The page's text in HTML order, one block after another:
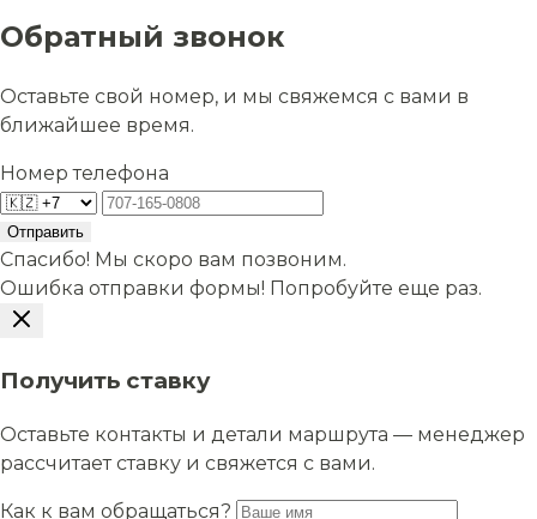
Обратный звонок
Оставьте свой номер, и мы свяжемся с вами в
ближайшее время.
Номер телефона
Отправить
Спасибо! Мы скоро вам позвоним.
Ошибка отправки формы! Попробуйте еще раз.
Получить ставку
Оставьте контакты и детали маршрута — менеджер
рассчитает ставку и свяжется с вами.
Как к вам обращаться?